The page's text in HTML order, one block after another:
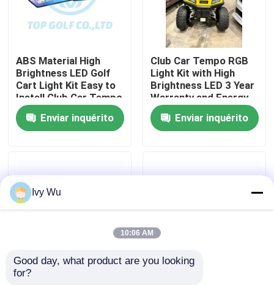
Sobre nós
Controle da qualidade
Contato E.U.
Espelhos do lado do carrinho de golfe
Tampas de roda do carrinho de golfe
Painel do carrinho de golfe
ABS Material High
Brightness LED Golf
Cart Light Kit Easy to
Install Club Car Tempo
Enviar inquérito
Club Car Tempo RGB
Light Kit with High
Brightness LED 3 Year
Warranty and Energy
Saving 12V Voltage
Enviar inquérito
600-1700W Golf Cart
Ivy Wu
10:06 AM
Good day, what product are you looking
for?